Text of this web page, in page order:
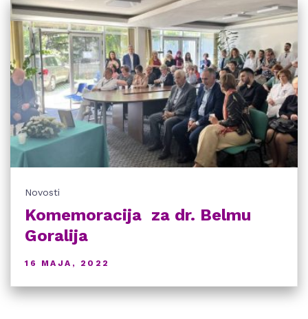
Novosti
Komemoracija za dr. Belmu
Goralija
16 MAJA, 2022